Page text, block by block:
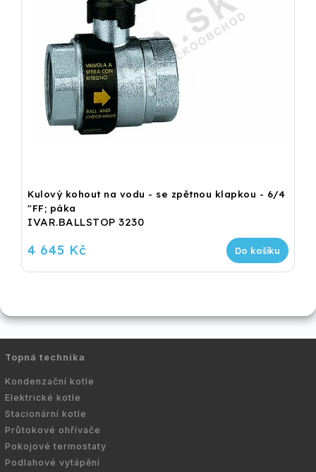
Kulový kohout na vodu - se zpětnou klapkou - 6/4
"FF; páka
IVAR.BALLSTOP 3230
4 645 Kč Do košíku
Topná technika
Kondenzační kotle
Elektrické kotle
Stacionární kotle
Průtokové ohřívače
Pokojové termostaty
Podlahové vytápění